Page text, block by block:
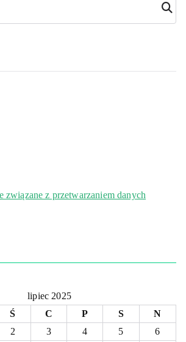
Szuka
j
z przetwarzaniem danych
lipiec 2025
Ś C P S
N
2 3 4 5
6